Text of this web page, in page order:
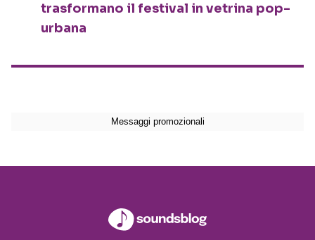
trasformano il festival in vetrina pop-
urbana